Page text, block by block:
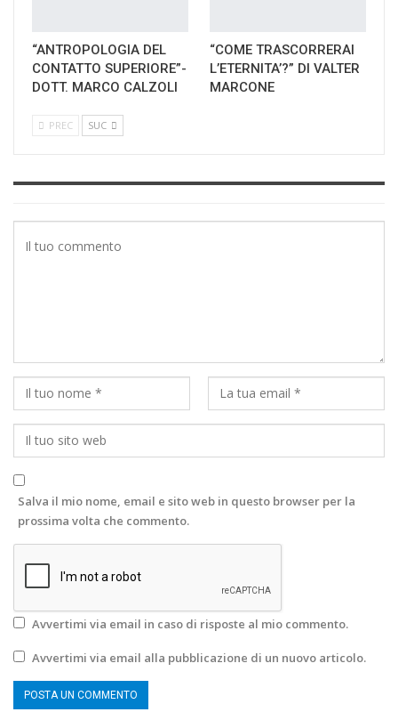
“ANTROPOLOGIA DEL
CONTATTO SUPERIORE”-
DOTT. MARCO CALZOLI
“COME TRASCORRERAI
L’ETERNITA’?” DI VALTER
MARCONE
PREC SUC
Salva il mio nome, email e sito web in questo browser per la
prossima volta che commento.
Avvertimi via email in caso di risposte al mio commento.
Avvertimi via email alla pubblicazione di un nuovo articolo.